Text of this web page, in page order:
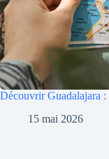
Découvrir Guadalajara :
15 mai 2026